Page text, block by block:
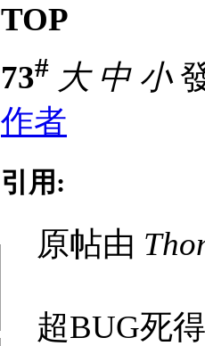
TOP
73# 大 中 小
作者
引用:
原帖由
超BUG死